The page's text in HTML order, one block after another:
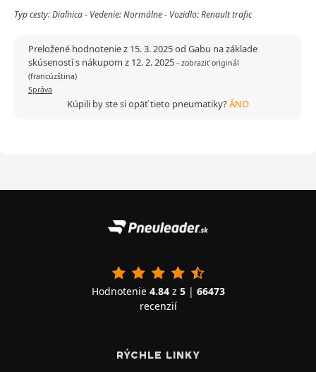
Typ cesty: Diaľnica - Vedenie: Normálne - Vozidlo: Renault trafic
Preložené hodnotenie z 15. 3. 2025 od Gabu na základe
skúseností s nákupom z 12. 2. 2025- zobraziť originál
(francúzština)
Správa
Kúpili by ste si opäť tieto pneumatiky?ÁNO
Hodnotenie 4.84z 5| 66473
recenzií
RÝCHLE LINKY